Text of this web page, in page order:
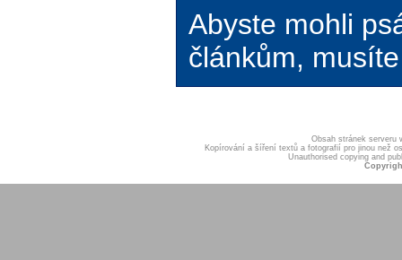
Abyste mohli
článkům,
Obsah stránek serveru
Kopírování a šíření textů a fotografií pro jinou než
Unauthorised copying and